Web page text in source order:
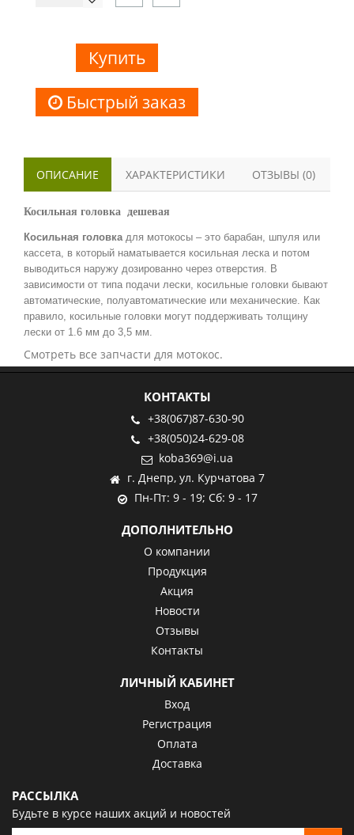
Купить
Быстрый заказ
ОПИСАНИЕ ХАРАКТЕРИСТИКИ ОТЗЫВЫ (0)
Косильная головка дешевая
Косильная головкадля мотокосы – это барабан, шпуля или
кассета, в который наматывается косильная леска и потом
выводиться наружу дозированно через отверстия. В
зависимости от типа подачи лески, косильные головки бывают
автоматические, полуавтоматические или механические. Как
правило, косильные головки могут поддерживать толщину
лески от 1.6 мм до 3,5 мм.
Смотреть все запчасти для мотокос.
КОНТАКТЫ
+38(067)87-630-90
+38(050)24-629-08
koba369@i.ua
г. Днепр, ул. Курчатова 7
Пн-Пт: 9 - 19; Сб: 9 - 17
ДОПОЛНИТЕЛЬНО
О компании
Продукция
Акция
Новости
Отзывы
Контакты
ЛИЧНЫЙ КАБИНЕТ
Вход
Регистрация
Оплата
Доставка
РАССЫЛКА
Будьте в курсе наших акций и новостей